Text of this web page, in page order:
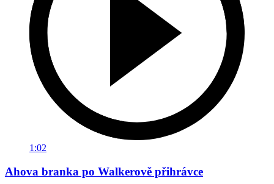
1:02
Ahova branka po Walkerově přihrávce